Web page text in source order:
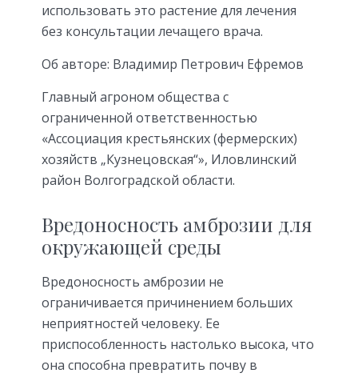
использовать это растение для лечения
без консультации лечащего врача.
Об авторе: Владимир Петрович Ефремов
Главный агроном общества с
ограниченной ответственностью
«Ассоциация крестьянских (фермерских)
хозяйств „Кузнецовская“», Иловлинский
район Волгоградской области.
Вредоносность амброзии для
окружающей среды
Вредоносность амброзии не
ограничивается причинением больших
неприятностей человеку. Ее
приспособленность настолько высока, что
она способна превратить почву в